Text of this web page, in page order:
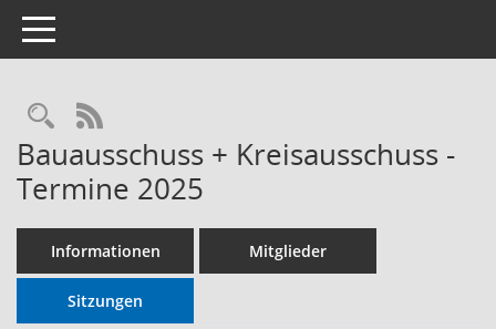
Toggle navigation
RSS-Feed
Bauausschuss + Kreisausschuss -
Termine 2025
Informationen Mitglieder
Sitzungen